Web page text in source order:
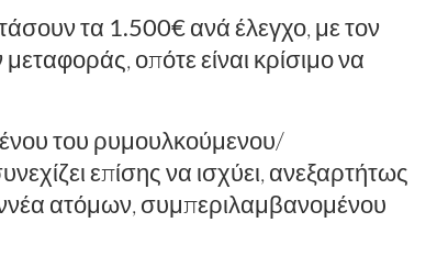
τα 1.500€ ανά έλεγχο, με τον
μεταφοράς, οπότε είναι κρίσιμο να
του ρυμουλκούμενου/
επίσης να ισχύει, ανεξαρτήτως
ατόμων, συμπεριλαμβανομένου